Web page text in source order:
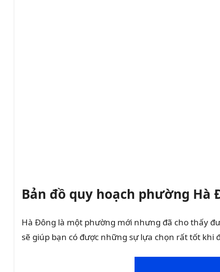
Bản đồ quy hoạch phường Hà
Hà Đông là một phường mới nhưng đã cho thấy
sẽ giúp bạn có được những sự lựa chọn rất tốt